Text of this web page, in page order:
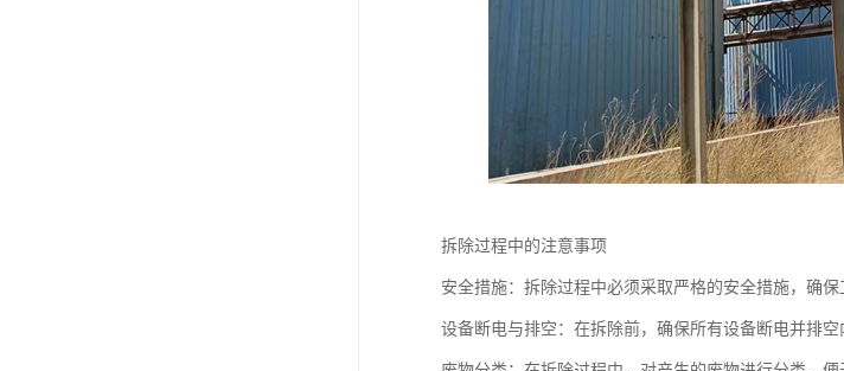
拆除过程中的注意事项
安全措施：拆除过程中必须采取严格的安全措施，确
设备断电与排空：在拆除前，确保所有设备断电并排空